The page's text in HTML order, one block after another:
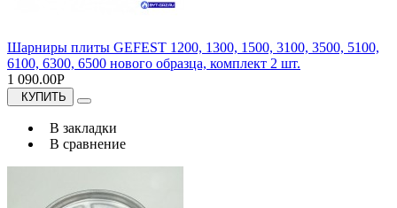
Шарниры плиты GEFEST 1200, 1300, 1500, 3100, 3500, 5100,
6100, 6300, 6500 нового образца, комплект 2 шт.
1 090.00Р
КУПИТЬ
В закладки
В сравнение